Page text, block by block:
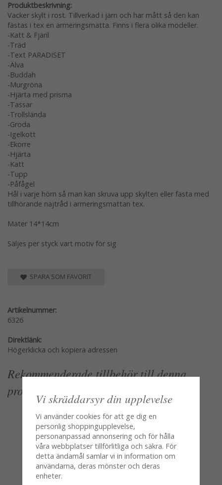
Produktbeskrivning:
Vacker skylt i rost. Tillverkad i järn och har mått så den kan
fästas i tex en armeringsmatta. Finns i flera olika modeller.
-Katt & Fjäril
-Träd
-Text PARADISET
-Älva
-Buddah
-Murgröna
-Hjärta med prisma
-Tassar
-Trollslända
-Groda
-Igelkott
-Ekorre
-Hjärta
-Katt
-Tupp
-Påfågel
Hål i varje hörn så man kan skruva upp skylten eller fästa med
tillhörande najtråd i armeringsmattan tex.
Mäter 14*14cm
Säljes per styck vart motiv för sig
SPARA SOM FAVORIT
Artikelnummer:
6326
Direktlänk:
Högerklicka och kopiera adressen
Rekommenderade tillbehör till denna
produkt
Vi skräddarsyr din upplevelse
Vi använder cookies för att ge dig en
personlig shoppingupplevelse,
personanpassad annonsering och för hålla
våra webbplatser tillförlitliga och säkra. För
detta ändamål samlar vi in information om
användarna, deras mönster och deras
enheter.